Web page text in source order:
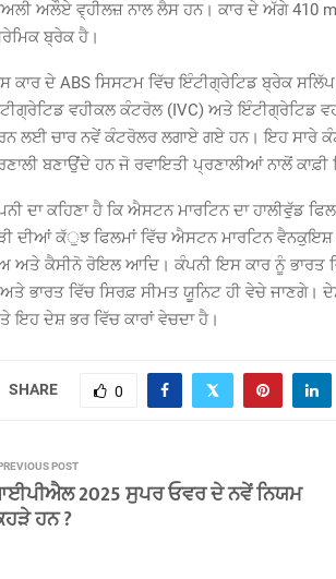
ਅਲੌਏ ਵ੍ਹੀਲਜ਼ ਨਾਲ ਲੈਸ ਹਨ। ਕਾਰ ਦੇ ਅੱਗੇ 410
ਬ੍ਰੇਕ ਹੈ।
ਕਾਰ ਦੇ ABS ਸਿਸਟਮ ਵਿੱਚ ਇੰਟੀਗ੍ਰੇਟਿਡ ਬ੍ਰੇਕ
ਵਹੀਕਲ ਕੰਟਰੋਲ (IVC) ਅਤੇ ਇੰਟੀਗ੍ਰੇਟਿਡ
ਲਈ ਚਾਰ ਨਵੇਂ ਕੰਟਰੋਲਰ ਲਗਾਏ ਗਏ ਹਨ। ਇਹ ਸਾਰੇ
ਬਣਾਉਂਦੇ ਹਨ ਜੋ ਰਵਾਇਤੀ ਪ੍ਰਣਾਲੀਆਂ ਨਾਲੋਂ
ਦਾ ਕਹਿਣਾ ਹੈ ਕਿ ਐਸਟਨ ਮਾਰਟਿਨ ਦਾ ਹਾਲੀਵੁੱਡ
ਦੀਆਂ ਕੱੁਝ ਫਿਲਮਾਂ ਵਿੱਚ ਐਸਟਨ ਮਾਰਟਿਨ ਵੈਨਕੁਇਸ਼
ਅਤੇ ਕੈਸੀਨੋ ਰੋਇਲ ਆਦਿ। ਕੰਪਨੀ ਇਸ ਕਾਰ ਨੂੰ ਭਾਰਤ
ਭਾਰਤ ਵਿੱਚ ਸਿਰਫ਼ ਸੀਮਤ ਯੂਨਿਟ ਹੀ ਵੇਚੇ ਜਾਣਗੇ।
ਇਹ ਦੇਸ਼ ਭਰ ਵਿੱਚ ਕਾਰਾਂ ਵੇਚਦਾ ਹੈ।
SHARE 0
POST
2025 ਸੁਪਰ ਓਵਰ ਦੇ ਨਵੇਂ ਨਿਯਮ
ਹਨ ?